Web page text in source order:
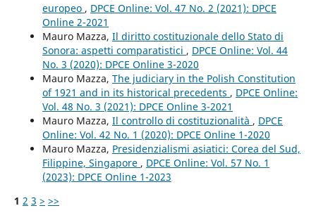
europeo , DPCE Online: Vol. 47 No. 2 (2021): DPCE
Online 2-2021
Mauro Mazza, Il diritto costituzionale dello Stato di
Sonora: aspetti comparatistici , DPCE Online: Vol. 44
No. 3 (2020): DPCE Online 3-2020
Mauro Mazza, The judiciary in the Polish Constitution
of 1921 and in its historical precedents , DPCE Online:
Vol. 48 No. 3 (2021): DPCE Online 3-2021
Mauro Mazza, Il controllo di costituzionalità , DPCE
Online: Vol. 42 No. 1 (2020): DPCE Online 1-2020
Mauro Mazza, Presidenzialismi asiatici: Corea del Sud,
Filippine, Singapore , DPCE Online: Vol. 57 No. 1
(2023): DPCE Online 1-2023
1 2 3 > >>